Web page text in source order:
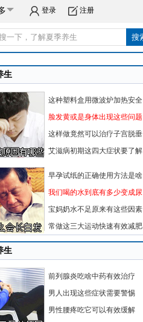
登录 注册
生
这种塑料盒用微波炉加热安全
脸发黄或是身体出现这些问题
这样做竟然可以治疗子宫脱垂
艾滋病初期这四大症状要了解
早孕试纸的正确使用方法是啥
我们喝的水到底有多少变成尿
宝妈奶水不足原来有这些因素
常做这三大运动快速有效减肥
生
前列腺炎吃啥中药有效治疗
男人出现这些症状需要警惕
男性腰疼吃它可以有效缓解